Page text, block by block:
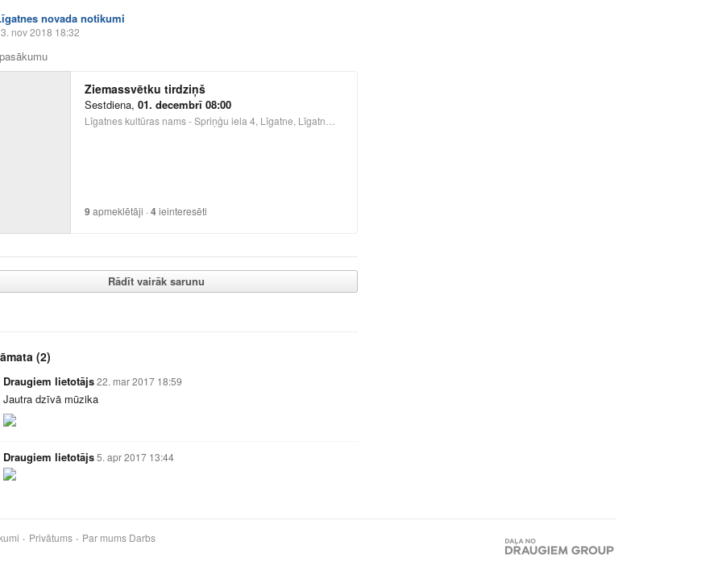
novada notikumi
nov 2018 18:32
Ziemassvētku tirdziņš
Sestdiena, 01. decembrī 08:00
9 apmeklētāji · 4ieinteresēti
Rādīt vairāk sarunu
(2)
Draugiem lietotājs22. mar 2017 18:59
Jautra dzīvā mūzika
Draugiem lietotājs5. apr 2017 13:44
Privātums Par mums Darbs